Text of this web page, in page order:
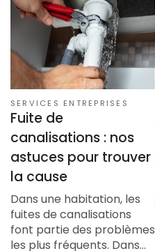
SERVICES ENTREPRISES
Fuite de
canalisations : nos
astuces pour trouver
la cause
Dans une habitation, les
fuites de canalisations
font partie des problèmes
les plus fréquents. Dans…